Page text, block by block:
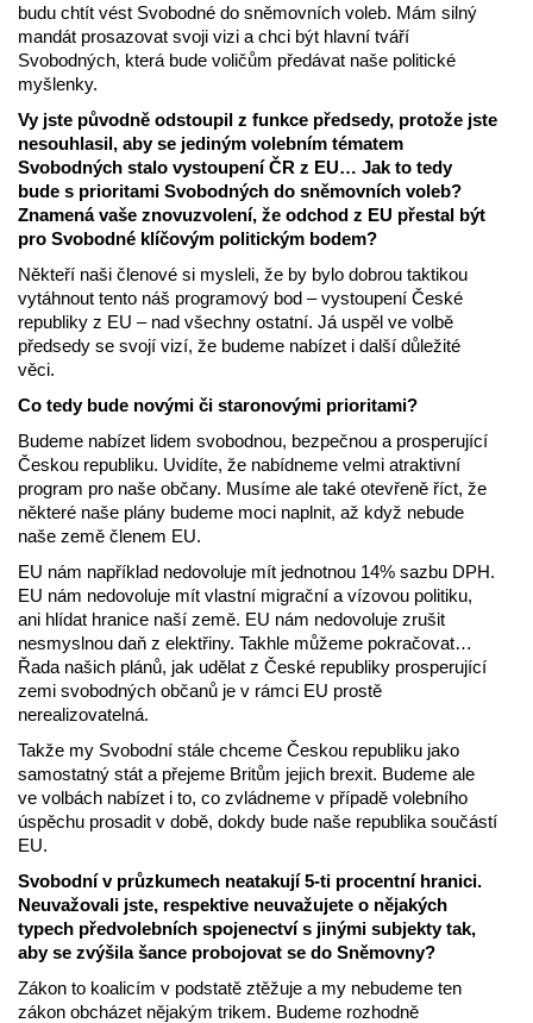
budu chtít vést Svobodné do sněmovních voleb. Mám silný
mandát prosazovat svoji vizi a chci být hlavní tváří
Svobodných, která bude voličům předávat naše politické
myšlenky.
Vy jste původně odstoupil z funkce předsedy, protože jste
nesouhlasil, aby se jediným volebním tématem
Svobodných stalo vystoupení ČR z EU… Jak to tedy
bude s prioritami Svobodných do sněmovních voleb?
Znamená vaše znovuzvolení, že odchod z EU přestal být
pro Svobodné klíčovým politickým bodem?
Někteří naši členové si mysleli, že by bylo dobrou taktikou
vytáhnout tento náš programový bod – vystoupení České
republiky z EU – nad všechny ostatní. Já uspěl ve volbě
předsedy se svojí vizí, že budeme nabízet i další důležité
věci.
Co tedy bude novými či staronovými prioritami?
Budeme nabízet lidem svobodnou, bezpečnou a prosperující
Českou republiku. Uvidíte, že nabídneme velmi atraktivní
program pro naše občany. Musíme ale také otevřeně říct, že
některé naše plány budeme moci naplnit, až když nebude
naše země členem EU.
EU nám například nedovoluje mít jednotnou 14% sazbu DPH.
EU nám nedovoluje mít vlastní migrační a vízovou politiku,
ani hlídat hranice naší země. EU nám nedovoluje zrušit
nesmyslnou daň z elektřiny. Takhle můžeme pokračovat…
Řada našich plánů, jak udělat z České republiky prosperující
zemi svobodných občanů je v rámci EU prostě
nerealizovatelná.
Takže my Svobodní stále chceme Českou republiku jako
samostatný stát a přejeme Britům jejich brexit. Budeme ale
ve volbách nabízet i to, co zvládneme v případě volebního
úspěchu prosadit v době, dokdy bude naše republika součástí
EU.
Svobodní v průzkumech neatakují 5-ti procentní hranici.
Neuvažovali jste, respektive neuvažujete o nějakých
typech předvolebních spojenectví s jinými subjekty tak,
aby se zvýšila šance probojovat se do Sněmovny?
Zákon to koalicím v podstatě ztěžuje a my nebudeme ten
zákon obcházet nějakým trikem. Budeme rozhodně